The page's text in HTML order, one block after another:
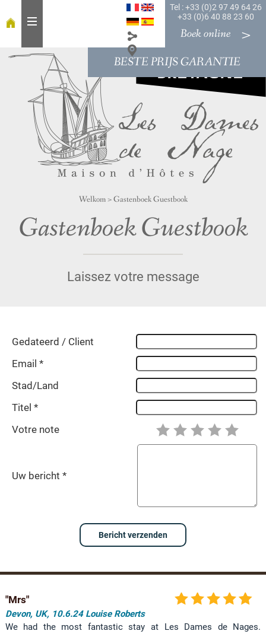
k
j
g
s
h
e
d
r
e
a
Tel : +33 (0)2 97 49 64 26
+33 (0)6 40 88 23 60
Boek online
BESTE PRIJS GARANTIE
Welkom>Gastenboek Guestbook
Gastenboek Guestbook
Laissez votre message
Gedateerd / Client
Email *
Stad/Land
Titel *
Votre note
Uw bericht *
Bericht verzenden
"Mrs"
Devon, UK, 10.6.24 Louise Roberts
We had the most fantastic stay at Les Dames de Nages.